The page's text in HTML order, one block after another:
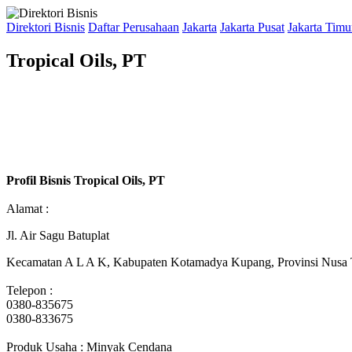
Direktori Bisnis Daftar Perusahaan Jakarta Jakarta Pusat Jakarta
Tropical Oils, PT
Profil Bisnis Tropical Oils, PT
Alamat :
Jl. Air Sagu Batuplat
Kecamatan A L A K, Kabupaten Kotamadya Kupang, Provinsi Nusa
Telepon :
0380-835675
0380-833675
Produk Usaha : Minyak Cendana